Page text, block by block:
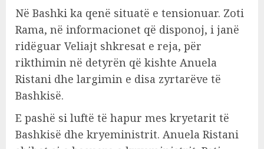
Në Bashki ka qenë situatë e tensionuar. Zoti
Rama, në informacionet që disponoj, i janë
ridëguar Veliajt shkresat e reja, për
rikthimin në detyrën që kishte Anuela
Ristani dhe largimin e disa zyrtarëve të
Bashkisë.
E pashë si luftë të hapur mes kryetarit të
Bashkisë dhe kryeministrit. Anuela Ristani